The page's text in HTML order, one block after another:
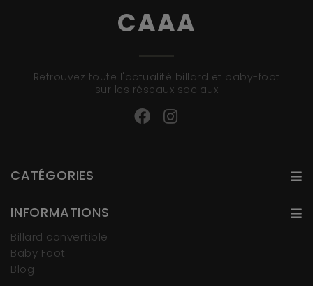
CAAA
Retrouvez toute l'actualité billard et baby-foot
sur les réseaux sociaux
CATÉGORIES
INFORMATIONS
Billard convertible
Baby Foot
Blog